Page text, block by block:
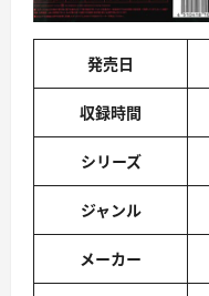
発売日
収録時間
シリーズ
ジャンル
メーカー